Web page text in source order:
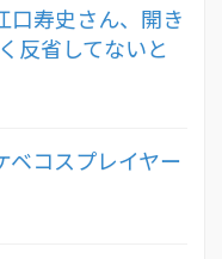
口寿史さん、開き
反省してないと
ベコスプレイヤー